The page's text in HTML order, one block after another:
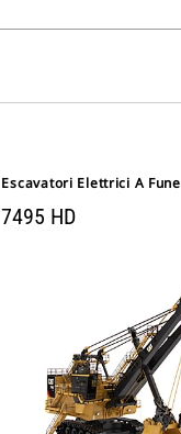
Escavatori Elettrici A Fune
7495 HD